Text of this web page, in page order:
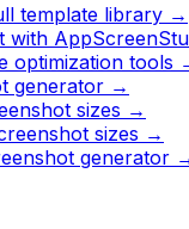
template library →
with
optimization tools
generator →
sizes →
sizes →
generator